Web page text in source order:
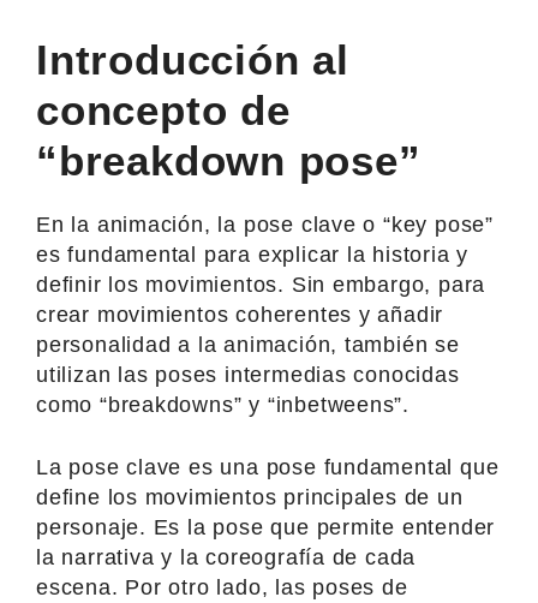
Introducción al
concepto de
“breakdown pose”
En la animación, la pose clave o “key pose”
es fundamental para explicar la historia y
definir los movimientos. Sin embargo, para
crear movimientos coherentes y añadir
personalidad a la animación, también se
utilizan las poses intermedias conocidas
como “breakdowns” y “inbetweens”.
La pose clave es una pose fundamental que
define los movimientos principales de un
personaje. Es la pose que permite entender
la narrativa y la coreografía de cada
escena. Por otro lado, las poses de